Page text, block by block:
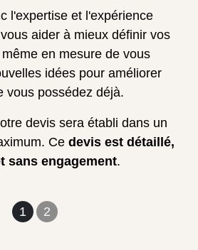
1 2
l'expertise et l'expérience
aider à mieux définir vos
en mesure de vous
idées pour améliorer
vous possédez déjà.
devis sera établi dans un
Ce devis est détaillé,
sans engagement.